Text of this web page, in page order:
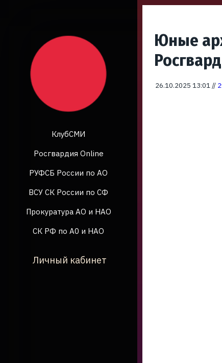
КлубСМИ
Росгвардия Online
РУФСБ России по АО
ВСУ СК России по СФ
Прокуратура АО и НАО
СК РФ по А0 и НАО
Личный кабинет
Юные
26.10.2025 13:01 //